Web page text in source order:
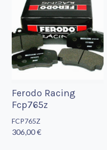
Ferodo Racing
Fcp765z
FCP765Z
306,00 €